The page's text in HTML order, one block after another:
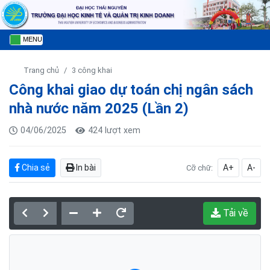
MENU
Trang chủ 3 công khai
Công khai giao dự toán chị ngân sách
nhà nước năm 2025 (Lần 2)
04/06/2025 424 lượt xem
Chia sẻ In bài Cỡ chữ: A+ A-
Tải về